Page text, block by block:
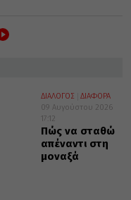
ΔΙΑΛΟΓΟΣ
ΔΙΑΦΟΡΑ
09 Αυγούστου 2026
17:12
Πώς να σταθώ
απέναντι στη
μοναξά